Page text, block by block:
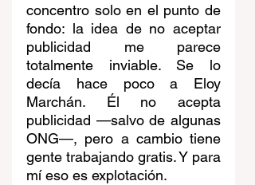
concentro solo en el punto de
fondo: la idea de no aceptar
publicidad me parece
totalmente inviable. Se lo
decía hace poco a Eloy
Marchán. Él no acepta
publicidad —salvo de algunas
ONG—, pero a cambio tiene
gente trabajando gratis. Y para
mí eso es explotación.